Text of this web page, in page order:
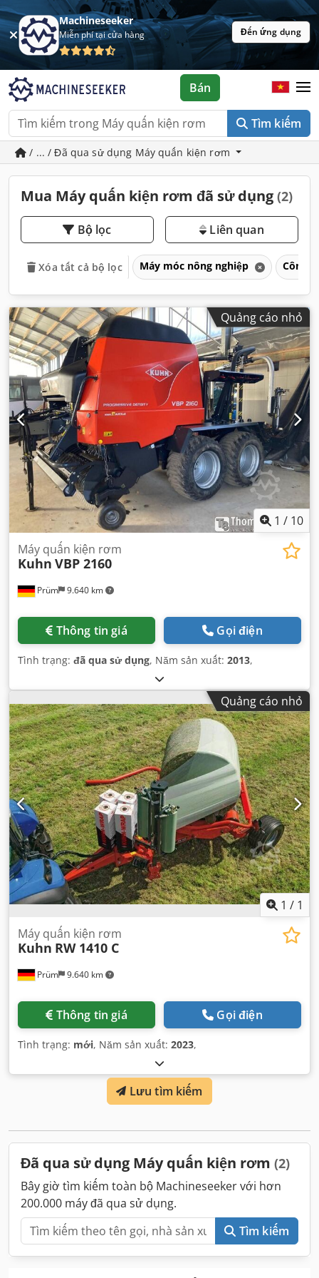
Machineseeker
Miễn phí tại cửa hàng Đến ứng dụng
Tìm kiếm
Bán
/ ... / Đã qua sử dụng Máy quấn kiện rơm
Mua Máy quấn kiện rơm đã sử dụng (2)
Bộ lọc Liên quan
Xóa tất cả bộ lọc Máy móc nông nghiệp Công
Quảng cáo nhỏ
1 / 10
Prüm 9.640 km
Máy quấn kiện rơm
Kuhn VBP 2160
Thông tin giá Gọi điện
Tình trạng: đã qua sử dụng, Năm sản xuất: 2013,
Quảng cáo nhỏ
1 / 1
Prüm 9.640 km
Máy quấn kiện rơm
Kuhn RW 1410 C
Thông tin giá Gọi điện
Tình trạng: mới, Năm sản xuất: 2023,
Lưu tìm kiếm
Đã qua sử dụng Máy quấn kiện rơm (2)
Bây giờ tìm kiếm toàn bộ Machineseeker với hơn
200.000 máy đã qua sử dụng.
Tìm kiếm